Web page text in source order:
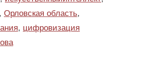
, Орловская область,
, цифровизация